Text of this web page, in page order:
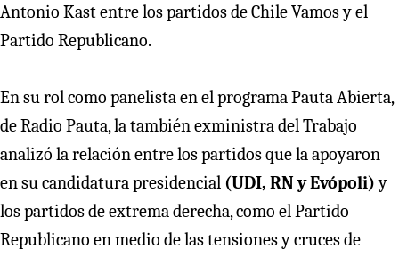
Antonio Kast entre los partidos de Chile Vamos y el
Partido Republicano.
En su rol como panelista en el programa Pauta Abierta,
de Radio Pauta, la también exministra del Trabajo
analizó la relación entre los partidos que la apoyaron
en su candidatura presidencial (UDI, RN y Evópoli)y
los partidos de extrema derecha, como el Partido
Republicano en medio de las tensiones y cruces de